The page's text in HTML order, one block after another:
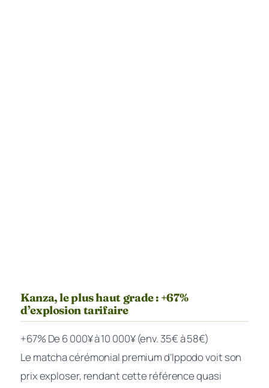
Kanza, le plus haut grade : +67%
d’explosion tarifaire
+67% De 6 000¥ à 10 000¥ (env. 35€ à 58€)
Le matcha cérémonial premium d’Ippodo voit son
prix exploser, rendant cette référence quasi